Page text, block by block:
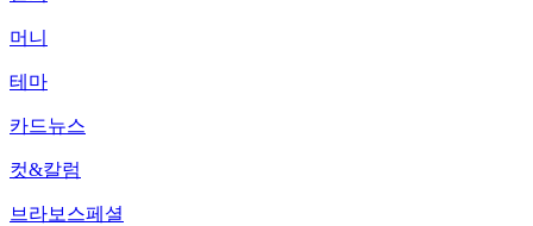
머니
테마
카드뉴스
컷&칼럼
브라보스페셜